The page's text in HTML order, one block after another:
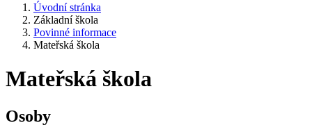
Úvodní stránka
Základní škola
Povinné informace
Mateřská škola
Mateřská škola
Osoby